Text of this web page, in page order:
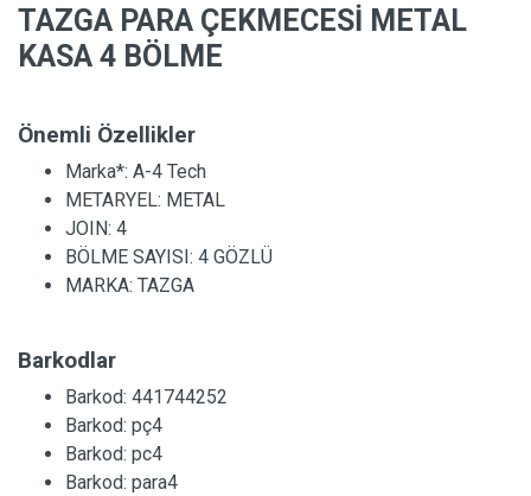
TAZGA PARA ÇEKMECESİ METAL
KASA 4 BÖLME
Önemli Özellikler
Marka*: A-4 Tech
METARYEL: METAL
JOIN: 4
BÖLME SAYISI: 4 GÖZLÜ
MARKA: TAZGA
Barkodlar
Barkod: 441744252
Barkod: pç4
Barkod: pc4
Barkod: para4